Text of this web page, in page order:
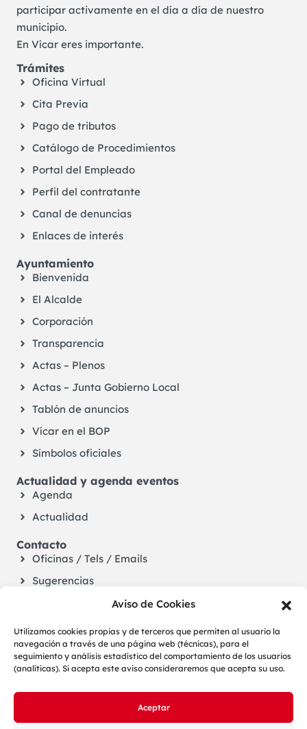
Aviso de Cookies
Utilizamos cookies propias y de terceros que permiten al usuario la
navegación a través de una página web (técnicas), para el
seguimiento y análisis estadístico del comportamiento de los usuarios
(analíticas). Si acepta este aviso consideraremos que acepta su uso.
Aceptar
participar activamente en el día a día de nuestro
municipio.
En Vícar eres importante.
Trámites
Oficina Virtual
Cita Previa
Pago de tributos
Catálogo de Procedimientos
Portal del Empleado
Perfil del contratante
Canal de denuncias
Enlaces de interés
Ayuntamiento
Bienvenida
El Alcalde
Corporación
Transparencia
Actas – Plenos
Actas – Junta Gobierno Local
Tablón de anuncios
Vícar en el BOP
Símbolos oficiales
Actualidad y agenda eventos
Agenda
Actualidad
Contacto
Oficinas / Tels / Emails
Sugerencias
Cookies